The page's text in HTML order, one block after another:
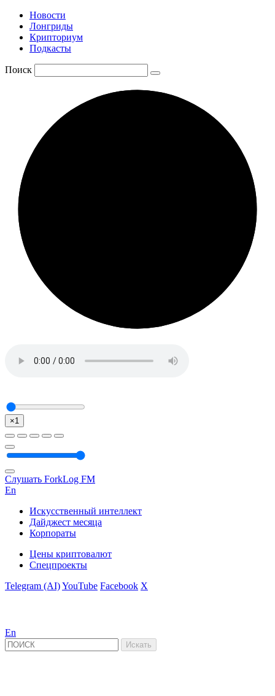
Новости
Лонгриды
Крипториум
Подкасты
Поиск
×1
Слушать ForkLog FM
En
Искусственный интеллект
Дайджест месяца
Корпораты
Цены криптовалют
Спецпроекты
Telegram (AI)YouTube Facebook X
En